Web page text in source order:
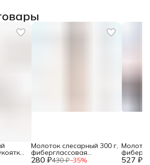
280 ₽430 ₽−35%
Молоток слесарный 300 г,
фиберглассовая
рукоятка, (шт.) 527 ₽